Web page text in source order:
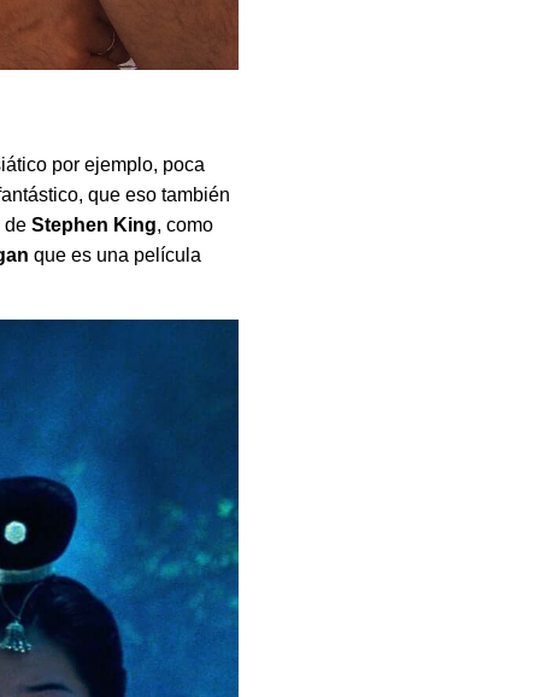
por ejemplo, poca
que eso también
deStephen King, como
que es una película